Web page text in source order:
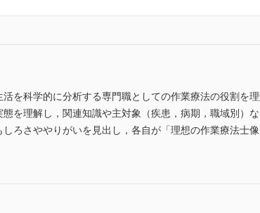
活を科学的に分析する専門職としての作業療法の役割を
態を理解し，関連知識や主対象（疾患，病期，職域別）
しろさややりがいを見出し，各自が「理想の作業療法士